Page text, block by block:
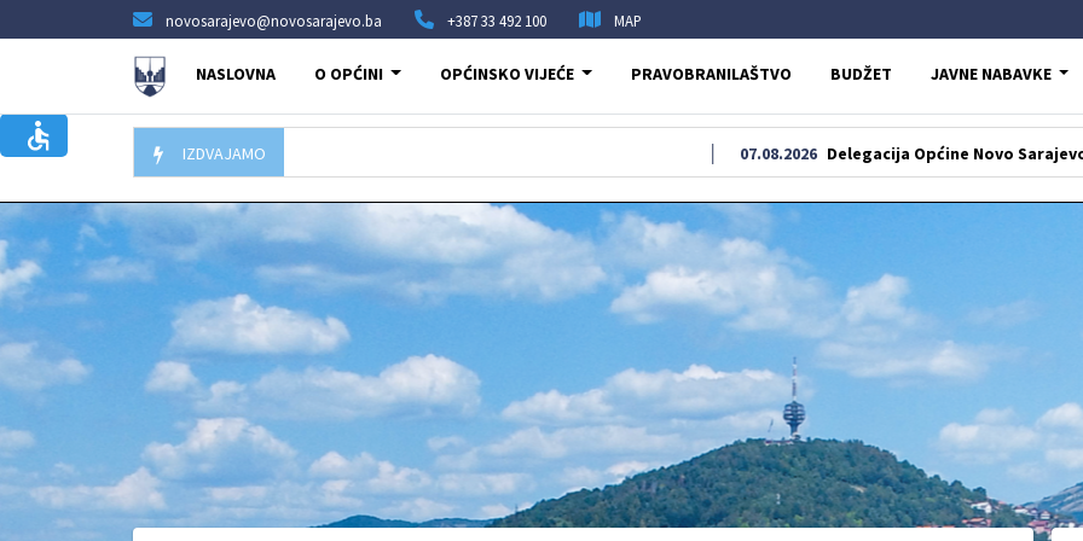
novosarajevo@novosarajevo.ba +387 33 492 100 MAP
NASLOVNA O OPĆINI OPĆINSKO VIJEĆE PRAVOBRANILAŠTVO BUDŽET JAVNE NABAVKE
IZDVAJAMO Delegacija Općine Novo Sarajevo odala